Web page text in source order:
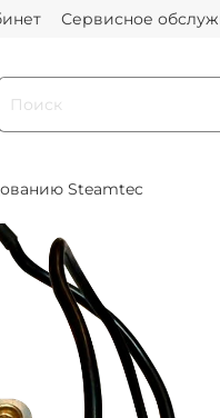
Сервисное
Steamtec